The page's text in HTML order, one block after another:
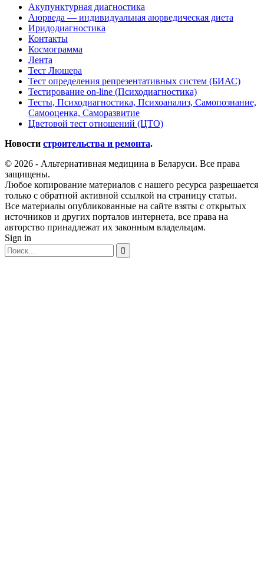
Акупунктурная диагностика
Аюрведа — индивидуальная аюрведическая диета
Иридодиагностика
Контакты
Космограмма
Лента
Тест Люшера
Тест определения репрезентативных систем (БИАС)
Тестирование on-line (Психодиагностика)
Тесты, Психодиагностика, Психоанализ, Самопознание,
Самооценка, Саморазвитие
Цветовой тест отношений (ЦТО)
Новости строительства и ремонта.
© 2026 - Альтернативная медицина в Беларуси. Все права
защищены.
Любое копирование материалов с нашего ресурса разрешается
только с обратной активной ссылкой на страницу статьи.
Все материалы опубликованные на сайте взяты с открытых
источников и других порталов интернета, все права на
авторство принадлежат их законным владельцам.
Sign in